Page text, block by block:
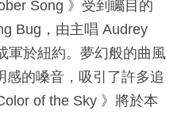
Song 》受到矚目的
Bug，由主唱 Audrey
軍於紐約。夢幻般的曲風
感的嗓音，吸引了許多追
of the Sky 》將於本